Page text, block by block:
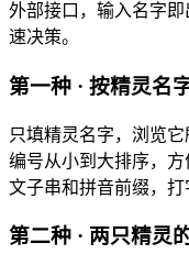
外部接口，输入名字
速决策。
第一种 · 按精灵名
只填精灵名字，浏览
编号从小到大排序，
文子串和拼音前缀，打
第二种 · 两只精灵